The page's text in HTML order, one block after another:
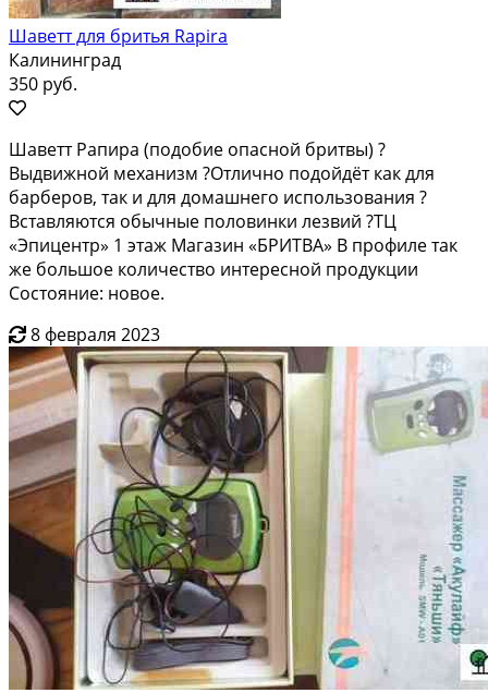
Шаветт для бритья Rapira
Калининград
350 руб.
Шаветт Рапира (подобие опасной бритвы) ?
Выдвижной механизм ?Отлично подойдёт как для
барберов, так и для домашнего использования ?
Вставляются обычные половинки лезвий ?ТЦ
«Эпицентр» 1 этаж Магазин «БРИТВА» В профиле так
же большое количество интересной продукции
Состояние: новое.
8 февраля 2023